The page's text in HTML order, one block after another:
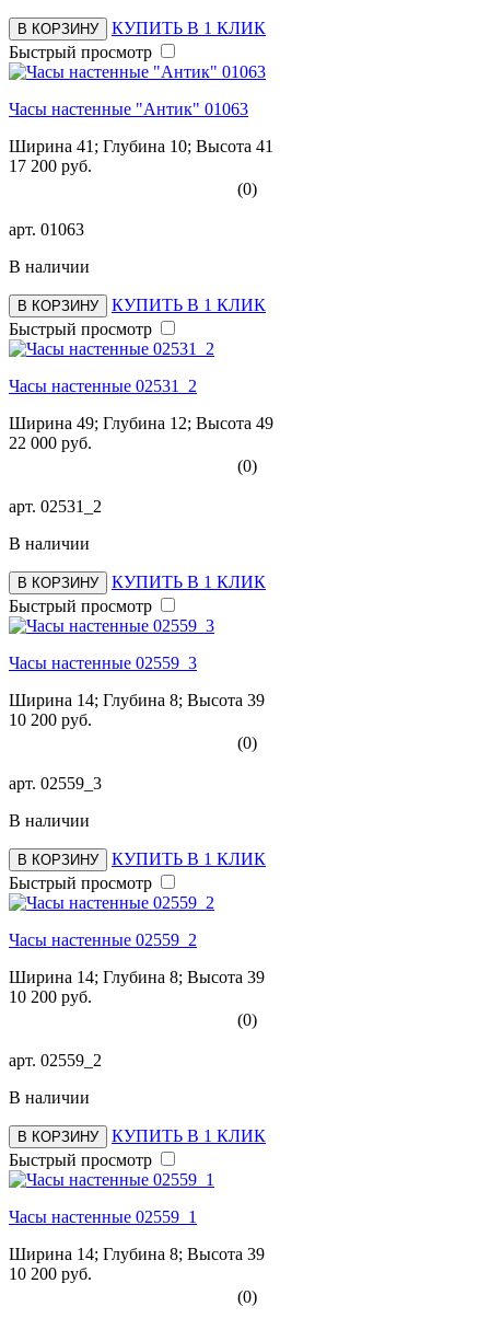
В КОРЗИНУ
КУПИТЬ В 1 КЛИК
Быстрый просмотр
Часы настенные "Антик" 01063
Ширина 41; Глубина 10; Высота 41
17 200 руб.
(0)
арт. 01063
В наличии
В КОРЗИНУ
КУПИТЬ В 1 КЛИК
Быстрый просмотр
Часы настенные 02531_2
Ширина 49; Глубина 12; Высота 49
22 000 руб.
(0)
арт. 02531_2
В наличии
В КОРЗИНУ
КУПИТЬ В 1 КЛИК
Быстрый просмотр
Часы настенные 02559_3
Ширина 14; Глубина 8; Высота 39
10 200 руб.
(0)
арт. 02559_3
В наличии
В КОРЗИНУ
КУПИТЬ В 1 КЛИК
Быстрый просмотр
Часы настенные 02559_2
Ширина 14; Глубина 8; Высота 39
10 200 руб.
(0)
арт. 02559_2
В наличии
В КОРЗИНУ
КУПИТЬ В 1 КЛИК
Быстрый просмотр
Часы настенные 02559_1
Ширина 14; Глубина 8; Высота 39
10 200 руб.
(0)